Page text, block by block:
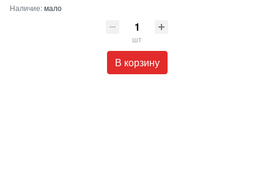
Наличие:мало
шт
В корзину